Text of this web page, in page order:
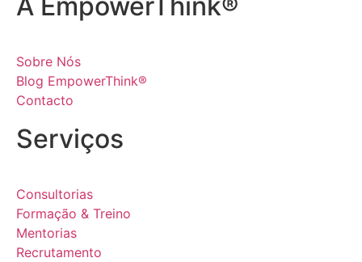
Sobre Nós
Blog EmpowerThink®
Contacto
Serviços
Consultorias
Formação & Treino
Mentorias
Recrutamento